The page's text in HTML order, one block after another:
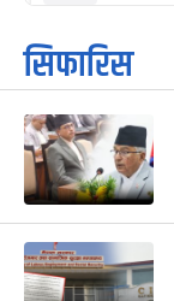
१
आइत
कार्तिक
कार्तिक १,
३
मंगल
महानवमी
कार्तिक ३,
४
बुध कार्तिक ४,
सिफारिस